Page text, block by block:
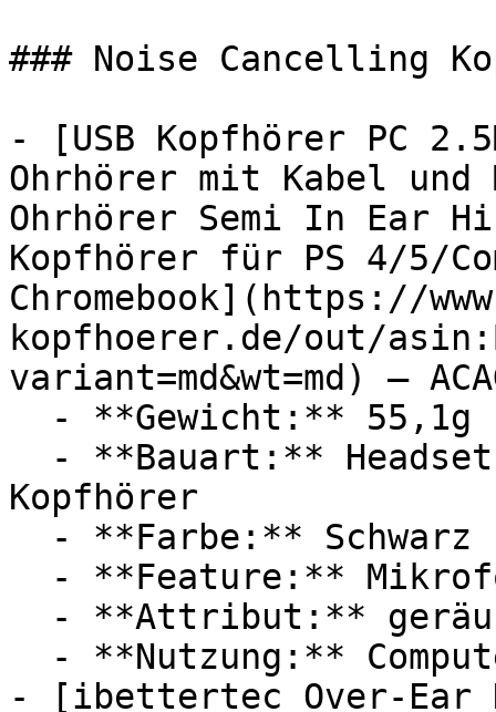
### Noise Cancelling
- [USB Kopfhörer PC
Ohrhörer mit Kabel und
Ohrhörer Semi In Ear
Kopfhörer für PS 4/5/
Chromebook](https://
kopfhoerer.de/out/
variant=md&wt=md) —
Kopfhörer
- [ibettertec Over-Ear